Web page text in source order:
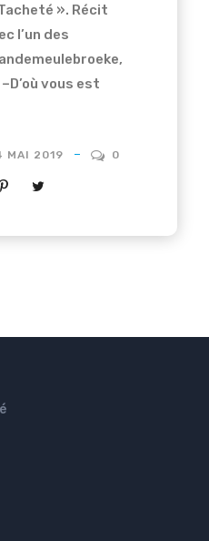
». Récit
l’un des
vous est
MAI 2019 0